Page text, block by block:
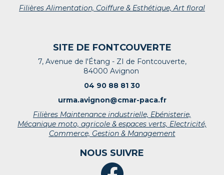
Filières Alimentation, Coiffure & Esthétique, Art floral
SITE DE FONTCOUVERTE
7, Avenue de l'Étang - ZI de Fontcouverte,
84000 Avignon
04 90 88 81 30
urma.avignon@cmar-paca.fr
Filières Maintenance industrielle, Ebénisterie,
Mécanique moto, agricole & espaces verts, Electricité,
Commerce, Gestion & Management
NOUS SUIVRE